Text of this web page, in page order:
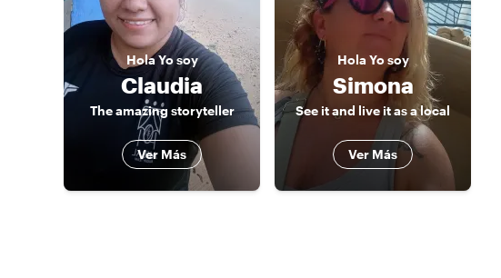
Hola Yo soy
Claudia
The amazing storyteller
Ver Más
Hola Yo soy
Simona
See it and live it as a local
Ver Más